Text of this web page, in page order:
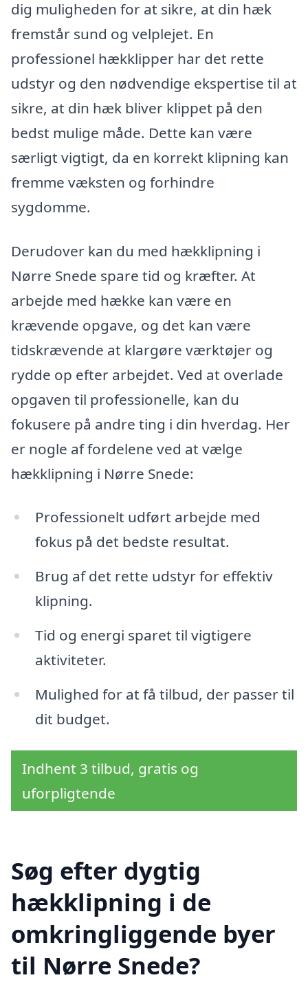
dig muligheden for at sikre, at din hæk
fremstår sund og velplejet. En
professionel hækklipper har det rette
udstyr og den nødvendige ekspertise til at
sikre, at din hæk bliver klippet på den
bedst mulige måde. Dette kan være
særligt vigtigt, da en korrekt klipning kan
fremme væksten og forhindre
sygdomme.
Derudover kan du med hækklipning i
Nørre Snede spare tid og kræfter. At
arbejde med hække kan være en
krævende opgave, og det kan være
tidskrævende at klargøre værktøjer og
rydde op efter arbejdet. Ved at overlade
opgaven til professionelle, kan du
fokusere på andre ting i din hverdag. Her
er nogle af fordelene ved at vælge
hækklipning i Nørre Snede:
Professionelt udført arbejde med
fokus på det bedste resultat.
Brug af det rette udstyr for effektiv
klipning.
Tid og energi sparet til vigtigere
aktiviteter.
Mulighed for at få tilbud, der passer til
dit budget.
Indhent 3 tilbud, gratis og
uforpligtende
Søg efter dygtig
hækklipning i de
omkringliggende byer
til Nørre Snede?